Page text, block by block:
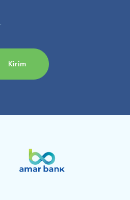
Kirim